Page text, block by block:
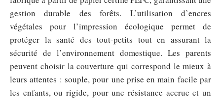
gestion durable des forêts. L’utilisation d’encres
végétales pour l’impression écologique permet de
protéger la santé des tout-petits tout en assurant la
sécurité de l’environnement domestique. Les parents
peuvent choisir la couverture qui correspond le mieux à
leurs attentes : souple, pour une prise en main facile par
les enfants, ou rigide, pour une résistance accrue et un